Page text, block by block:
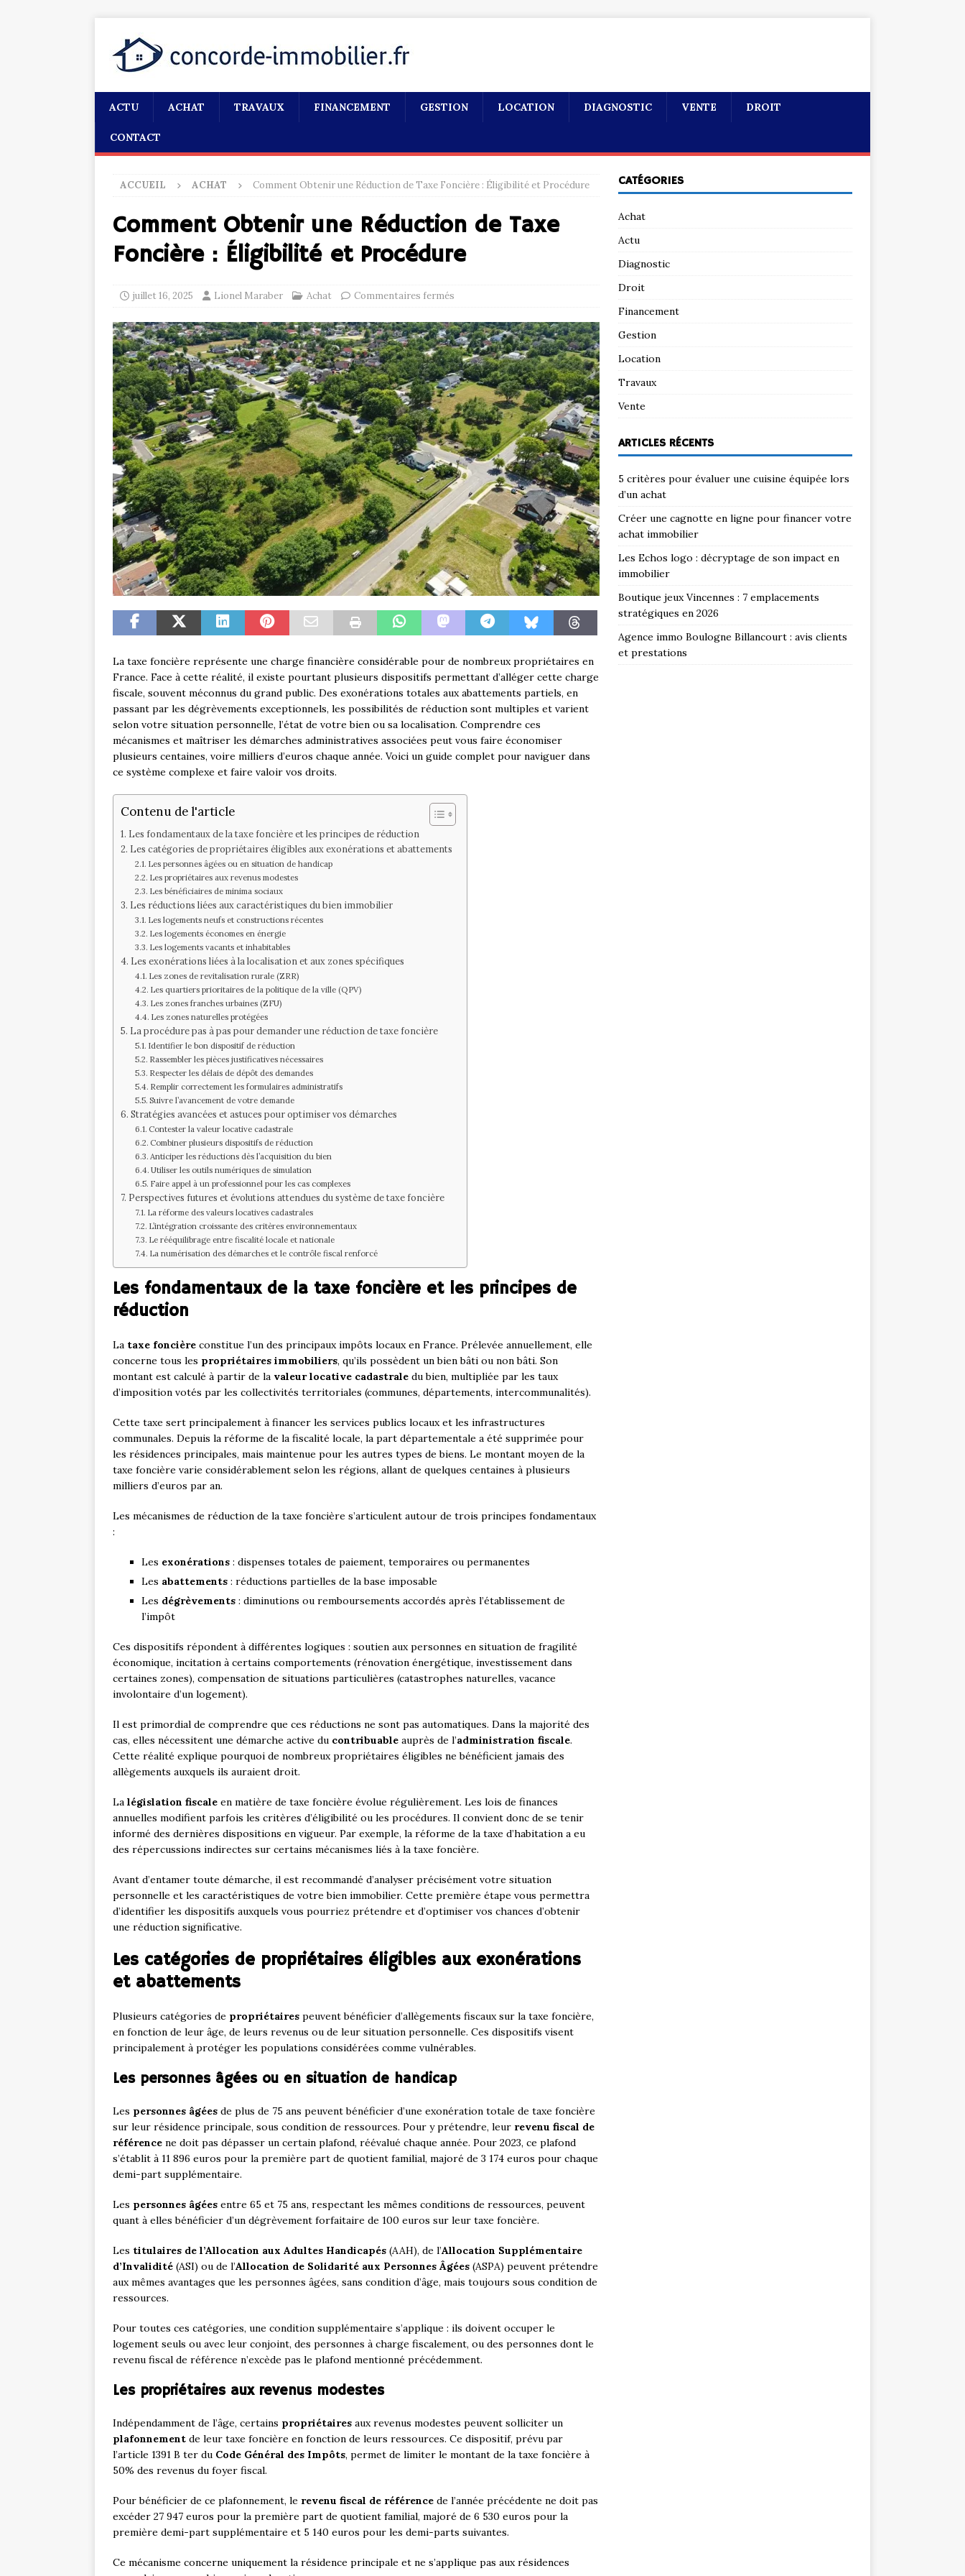
ACTU ACHAT TRAVAUX FINANCEMENT GESTION LOCATION DIAGNOSTIC VENTE DROIT
CONTACT
ACCUEIL ACHAT Comment Obtenir une Réduction de Taxe Foncière : Éligibilité et Procédure
Comment Obtenir une Réduction de Taxe
Foncière : Éligibilité et Procédure
juillet 16, 2025 Lionel Maraber Achat Commentaires fermés
La taxe foncière représente une charge financière considérable pour de nombreux propriétaires en
France. Face à cette réalité, il existe pourtant plusieurs dispositifs permettant d’alléger cette charge
fiscale, souvent méconnus du grand public. Des exonérations totales aux abattements partiels, en
passant par les dégrèvements exceptionnels, les possibilités de réduction sont multiples et varient
selon votre situation personnelle, l’état de votre bien ou sa localisation. Comprendre ces
mécanismes et maîtriser les démarches administratives associées peut vous faire économiser
plusieurs centaines, voire milliers d’euros chaque année. Voici un guide complet pour naviguer dans
ce système complexe et faire valoir vos droits.
Contenu de l'article
Les fondamentaux de la taxe foncière et les principes de réduction
Les catégories de propriétaires éligibles aux exonérations et abattements
Les personnes âgées ou en situation de handicap
Les propriétaires aux revenus modestes
Les bénéficiaires de minima sociaux
Les réductions liées aux caractéristiques du bien immobilier
Les logements neufs et constructions récentes
Les logements économes en énergie
Les logements vacants et inhabitables
Les exonérations liées à la localisation et aux zones spécifiques
Les zones de revitalisation rurale (ZRR)
Les quartiers prioritaires de la politique de la ville (QPV)
Les zones franches urbaines (ZFU)
Les zones naturelles protégées
La procédure pas à pas pour demander une réduction de taxe foncière
Identifier le bon dispositif de réduction
Rassembler les pièces justificatives nécessaires
Respecter les délais de dépôt des demandes
Remplir correctement les formulaires administratifs
Suivre l’avancement de votre demande
Stratégies avancées et astuces pour optimiser vos démarches
Contester la valeur locative cadastrale
Combiner plusieurs dispositifs de réduction
Anticiper les réductions dès l’acquisition du bien
Utiliser les outils numériques de simulation
Faire appel à un professionnel pour les cas complexes
Perspectives futures et évolutions attendues du système de taxe foncière
La réforme des valeurs locatives cadastrales
L’intégration croissante des critères environnementaux
Le rééquilibrage entre fiscalité locale et nationale
La numérisation des démarches et le contrôle fiscal renforcé
Les fondamentaux de la taxe foncière et les principes de
réduction
La taxe foncière constitue l’un des principaux impôts locaux en France. Prélevée annuellement, elle
concerne tous les propriétaires immobiliers, qu’ils possèdent un bien bâti ou non bâti. Son
montant est calculé à partir de la valeur locative cadastrale du bien, multipliée par les taux
d’imposition votés par les collectivités territoriales (communes, départements, intercommunalités).
Cette taxe sert principalement à financer les services publics locaux et les infrastructures
communales. Depuis la réforme de la fiscalité locale, la part départementale a été supprimée pour
les résidences principales, mais maintenue pour les autres types de biens. Le montant moyen de la
taxe foncière varie considérablement selon les régions, allant de quelques centaines à plusieurs
milliers d’euros par an.
Les mécanismes de réduction de la taxe foncière s’articulent autour de trois principes fondamentaux
:
Les exonérations : dispenses totales de paiement, temporaires ou permanentes
Les abattements : réductions partielles de la base imposable
Les dégrèvements : diminutions ou remboursements accordés après l’établissement de
l’impôt
Ces dispositifs répondent à différentes logiques : soutien aux personnes en situation de fragilité
économique, incitation à certains comportements (rénovation énergétique, investissement dans
certaines zones), compensation de situations particulières (catastrophes naturelles, vacance
involontaire d’un logement).
Il est primordial de comprendre que ces réductions ne sont pas automatiques. Dans la majorité des
cas, elles nécessitent une démarche active du contribuable auprès de l’administration fiscale.
Cette réalité explique pourquoi de nombreux propriétaires éligibles ne bénéficient jamais des
allègements auxquels ils auraient droit.
La législation fiscale en matière de taxe foncière évolue régulièrement. Les lois de finances
annuelles modifient parfois les critères d’éligibilité ou les procédures. Il convient donc de se tenir
informé des dernières dispositions en vigueur. Par exemple, la réforme de la taxe d’habitation a eu
des répercussions indirectes sur certains mécanismes liés à la taxe foncière.
Avant d’entamer toute démarche, il est recommandé d’analyser précisément votre situation
personnelle et les caractéristiques de votre bien immobilier. Cette première étape vous permettra
d’identifier les dispositifs auxquels vous pourriez prétendre et d’optimiser vos chances d’obtenir
une réduction significative.
Les catégories de propriétaires éligibles aux exonérations
et abattements
Plusieurs catégories de propriétaires peuvent bénéficier d’allègements fiscaux sur la taxe foncière,
en fonction de leur âge, de leurs revenus ou de leur situation personnelle. Ces dispositifs visent
principalement à protéger les populations considérées comme vulnérables.
Les personnes âgées ou en situation de handicap
Les personnes âgées de plus de 75 ans peuvent bénéficier d’une exonération totale de taxe foncière
sur leur résidence principale, sous condition de ressources. Pour y prétendre, leur revenu fiscal de
référence ne doit pas dépasser un certain plafond, réévalué chaque année. Pour 2023, ce plafond
s’établit à 11 896 euros pour la première part de quotient familial, majoré de 3 174 euros pour chaque
demi-part supplémentaire.
Les personnes âgées entre 65 et 75 ans, respectant les mêmes conditions de ressources, peuvent
quant à elles bénéficier d’un dégrèvement forfaitaire de 100 euros sur leur taxe foncière.
Les titulaires de l’Allocation aux Adultes Handicapés (AAH), de l’Allocation Supplémentaire
d’Invalidité (ASI) ou de l’Allocation de Solidarité aux Personnes Âgées (ASPA) peuvent prétendre
aux mêmes avantages que les personnes âgées, sans condition d’âge, mais toujours sous condition de
ressources.
Pour toutes ces catégories, une condition supplémentaire s’applique : ils doivent occuper le
logement seuls ou avec leur conjoint, des personnes à charge fiscalement, ou des personnes dont le
revenu fiscal de référence n’excède pas le plafond mentionné précédemment.
Les propriétaires aux revenus modestes
Indépendamment de l’âge, certains propriétaires aux revenus modestes peuvent solliciter un
plafonnement de leur taxe foncière en fonction de leurs ressources. Ce dispositif, prévu par
l’article 1391 B ter du Code Général des Impôts, permet de limiter le montant de la taxe foncière à
50% des revenus du foyer fiscal.
Pour bénéficier de ce plafonnement, le revenu fiscal de référence de l’année précédente ne doit pas
excéder 27 947 euros pour la première part de quotient familial, majoré de 6 530 euros pour la
première demi-part supplémentaire et 5 140 euros pour les demi-parts suivantes.
Ce mécanisme concerne uniquement la résidence principale et ne s’applique pas aux résidences
CATÉGORIES
Achat
Actu
Diagnostic
Droit
Financement
Gestion
Location
Travaux
Vente
ARTICLES RÉCENTS
5 critères pour évaluer une cuisine équipée lors
d’un achat
Créer une cagnotte en ligne pour financer votre
achat immobilier
Les Echos logo : décryptage de son impact en
immobilier
Boutique jeux Vincennes : 7 emplacements
stratégiques en 2026
Agence immo Boulogne Billancourt : avis clients
et prestations